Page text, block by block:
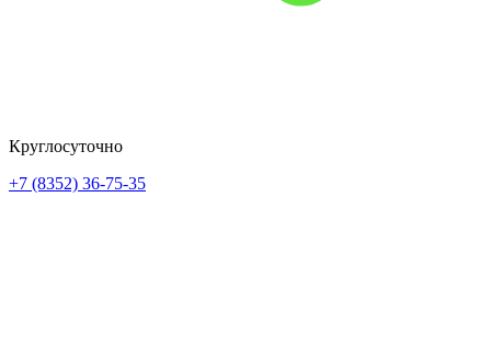
Круглосуточно
+7 (8352) 36-75-35